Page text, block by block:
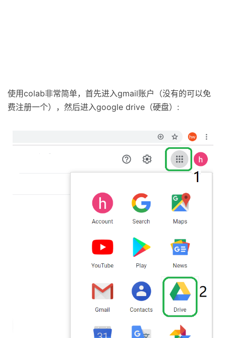
使用colab非常简单，首先进入gmail账户（没有的可以免
费注册一个），然后进入google drive（硬盘）: